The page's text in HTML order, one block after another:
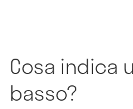
Cosa indica
basso?